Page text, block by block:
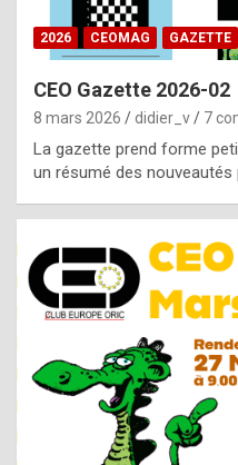
2026 CEOMAG GAZETTE
CEO Gazette 2026-02
8 mars 2026 didier_v 7
La gazette prend forme
un résumé des